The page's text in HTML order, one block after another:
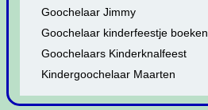
Goochelaar Jimmy
Goochelaar kinderfeestje boeken
Goochelaars Kinderknalfeest
Kindergoochelaar Maarten